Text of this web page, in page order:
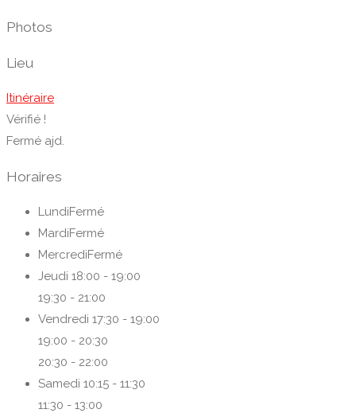
Photos
Lieu
Itinéraire
Vérifié !
Fermé ajd.
Horaires
LundiFermé
MardiFermé
MercrediFermé
Jeudi 18:00 - 19:00
19:30 - 21:00
Vendredi 17:30 - 19:00
19:00 - 20:30
20:30 - 22:00
Samedi 10:15 - 11:30
11:30 - 13:00